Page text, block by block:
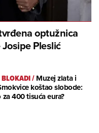
optužnica
Pleslić
/Muzej zlata i
koštao slobode:
400 tisuća eura?